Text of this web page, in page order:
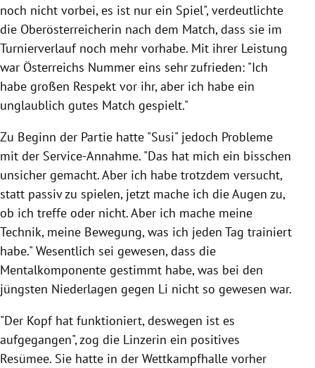
noch nicht vorbei, es ist nur ein Spiel", verdeutlichte
die Oberösterreicherin nach dem Match, dass sie im
Turnierverlauf noch mehr vorhabe. Mit ihrer Leistung
war Österreichs Nummer eins sehr zufrieden: "Ich
habe großen Respekt vor ihr, aber ich habe ein
unglaublich gutes Match gespielt."
Zu Beginn der Partie hatte "Susi" jedoch Probleme
mit der Service-Annahme. "Das hat mich ein bisschen
unsicher gemacht. Aber ich habe trotzdem versucht,
statt passiv zu spielen, jetzt mache ich die Augen zu,
ob ich treffe oder nicht. Aber ich mache meine
Technik, meine Bewegung, was ich jeden Tag trainiert
habe." Wesentlich sei gewesen, dass die
Mentalkomponente gestimmt habe, was bei den
jüngsten Niederlagen gegen Li nicht so gewesen war.
"Der Kopf hat funktioniert, deswegen ist es
aufgegangen", zog die Linzerin ein positives
Resümee. Sie hatte in der Wettkampfhalle vorher